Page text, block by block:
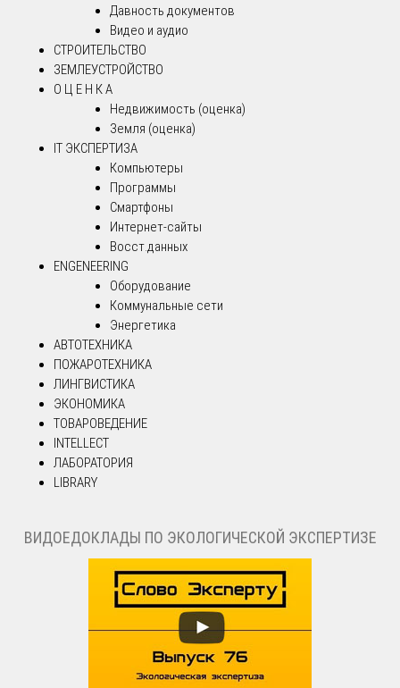
Давность документов
Видео и аудио
СТРОИТЕЛЬСТВО
ЗЕМЛЕУСТРОЙСТВО
О Ц Е Н К А
Недвижимость (оценка)
Земля (оценка)
IT ЭКСПЕРТИЗА
Компьютеры
Программы
Смартфоны
Интернет-сайты
Восст.данных
ENGENEERING
Оборудование
Коммунальные сети
Энергетика
АВТОТЕХНИКА
ПОЖАРОТЕХНИКА
ЛИНГВИСТИКА
ЭКОНОМИКА
ТОВАРОВЕДЕНИЕ
INTELLECT
ЛАБОРАТОРИЯ
LIBRARY
ВИДОЕДОКЛАДЫ ПО ЭКОЛОГИЧЕСКОЙ ЭКСПЕРТИЗЕ